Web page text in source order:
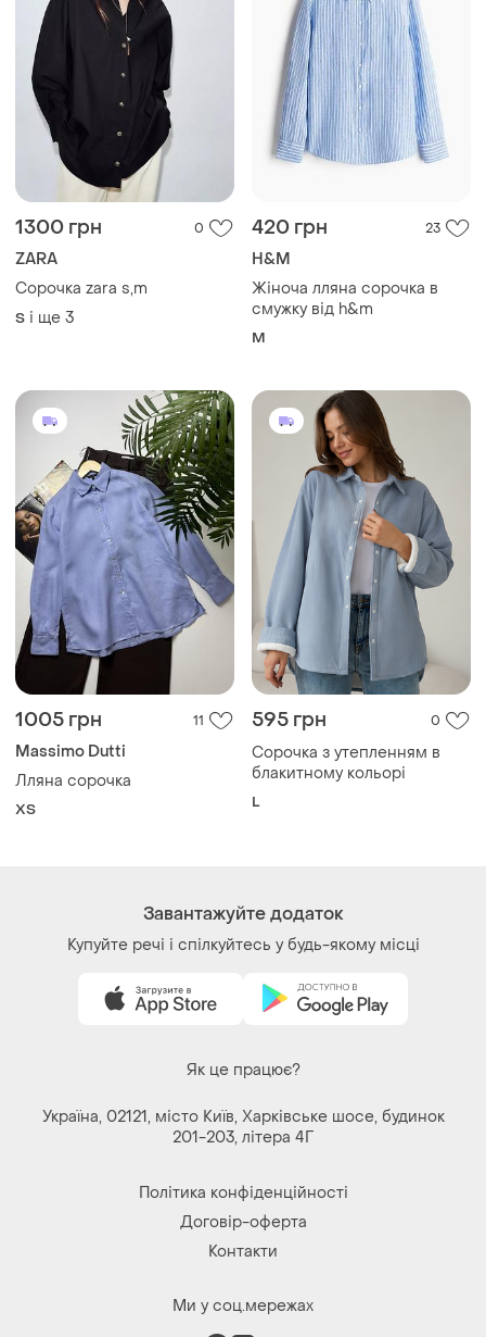
1300 грн 0
ZARA
Сорочка zara s,m
S і ще 3
420 грн 23
H&M
Жіноча лляна сорочка в
смужку від h&m
M
1005 грн 11
Massimo Dutti
Лляна сорочка
ХS
595 грн 0
Сорочка з утепленням в
блакитному кольорі
L
Завантажуйте додаток
Купуйте речі і спілкуйтесь у будь-якому місці
Як це працює?
Україна, 02121, місто Київ, Харківське шосе, будинок
201-203, літера 4Г
Політика конфіденційності
Договір-оферта
Контакти
Ми у соц.мережах